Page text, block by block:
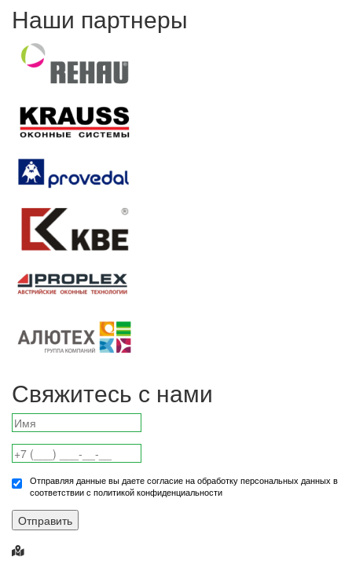
Наши партнеры
Свяжитесь с нами
Отправляя данные вы даете согласие на обработку персональных данных в
соответствии с политикой конфиденциальности
Отправить